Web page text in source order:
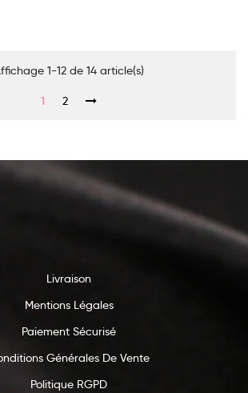
1-12 de 14 article(s)
1 2
Livraison
Mentions Légales
Paiement Sécurisé
Générales De Vente
Politique RGPD